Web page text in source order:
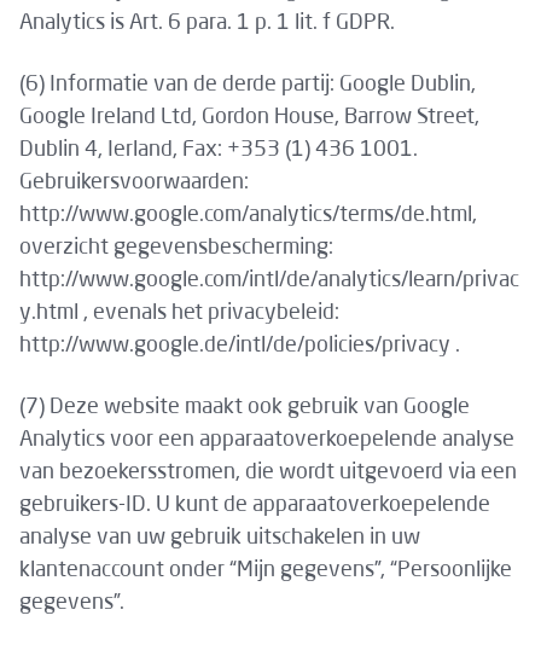
Analytics is Art. 6 para. 1 p. 1 lit. f GDPR.
(6) Informatie van de derde partij: Google Dublin,
Google Ireland Ltd, Gordon House, Barrow Street,
Dublin 4, Ierland, Fax: +353 (1) 436 1001.
Gebruikersvoorwaarden:
http://www.google.com/analytics/terms/de.html,
overzicht gegevensbescherming:
http://www.google.com/intl/de/analytics/learn/privac
y.html , evenals het privacybeleid:
http://www.google.de/intl/de/policies/privacy .
(7) Deze website maakt ook gebruik van Google
Analytics voor een apparaatoverkoepelende analyse
van bezoekersstromen, die wordt uitgevoerd via een
gebruikers-ID. U kunt de apparaatoverkoepelende
analyse van uw gebruik uitschakelen in uw
klantenaccount onder “Mijn gegevens”, “Persoonlijke
gegevens”.